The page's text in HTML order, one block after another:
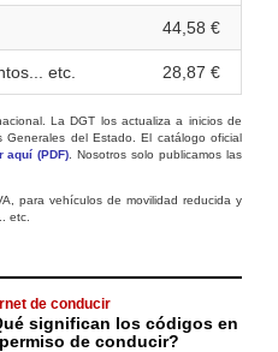
44,58 €
etc. 28,87 €
La DGT los actualiza a inicios de
del Estado. El catálogo oficial
aquí (PDF) . Nosotros solo publicamos las
para vehículos de movilidad reducida y
etc.
de conducir
significan los códigos en
de conducir?